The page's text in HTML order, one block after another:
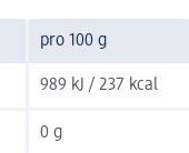
pro 100 g
989 kJ / 237 kcal
0 g